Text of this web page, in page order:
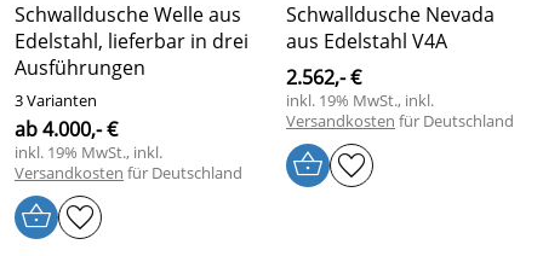
Schwalldusche Welle aus
Edelstahl, lieferbar in drei
Ausführungen
3 Varianten
ab 4.000,- €
inkl. 19% MwSt., inkl.
Versandkosten für Deutschland
Schwalldusche Nevada
aus Edelstahl V4A
2.562,- €
inkl. 19% MwSt., inkl.
Versandkosten für Deutschland